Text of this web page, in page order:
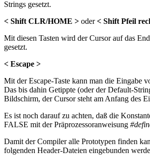
Strings gesetzt.
< Shift CLR/HOME > oder< Shift Pfeil
Mit diesen Tasten wird der Cursor auf das
gesetzt.
< Escape >
Mit der Escape-Taste kann man die Eingabe
Das bis dahin Getippte (oder der Default-
Bildschirm, der Cursor steht am Anfang des
Es ist noch darauf zu achten, daß die
FALSE mit der Präprozessoranweisung
Damit der Compiler alle Prototypen finden
folgenden Header-Dateien eingebunden